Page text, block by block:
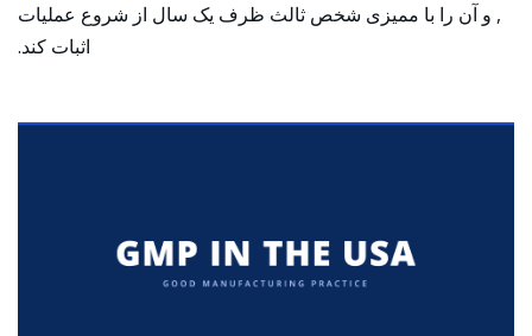
, و آن را با ممیزی شخص ثالث ظرف یک سال از شروع عملیات
اثبات کند.